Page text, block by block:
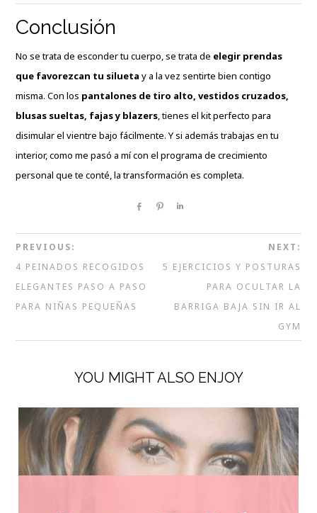
Conclusión
No se trata de esconder tu cuerpo, se trata de elegir prendas
que favorezcan tu silueta y a la vez sentirte bien contigo
misma. Con los pantalones de tiro alto, vestidos cruzados,
blusas sueltas, fajas y blazers, tienes el kit perfecto para
disimular el vientre bajo fácilmente. Y si además trabajas en tu
interior, como me pasó a mí con el programa de crecimiento
personal que te conté, la transformación es completa.
Share Pin
PREVIOUS:
4 PEINADOS RECOGIDOS
ELEGANTES PASO A PASO
PARA NIÑAS PEQUEÑAS
NEXT:
5 EJERCICIOS Y POSTURAS
PARA OCULTAR LA
BARRIGA BAJA SIN IR AL
GYM
YOU MIGHT ALSO ENJOY